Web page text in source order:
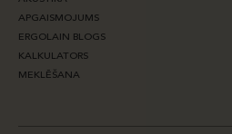
APGAISMOJUMS
ERGOLAIN BLOGS
KALKULATORS
MEKLĒŠANA